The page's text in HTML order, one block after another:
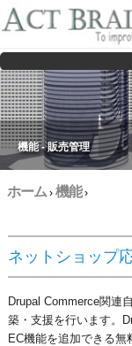
Drupalサイトの制作・保守
ださい
機能 - 販売管理
ホーム› 機能›
ネットショップ
Drupal Commerce関連
築・支援を行います。
EC機能を追加できる無